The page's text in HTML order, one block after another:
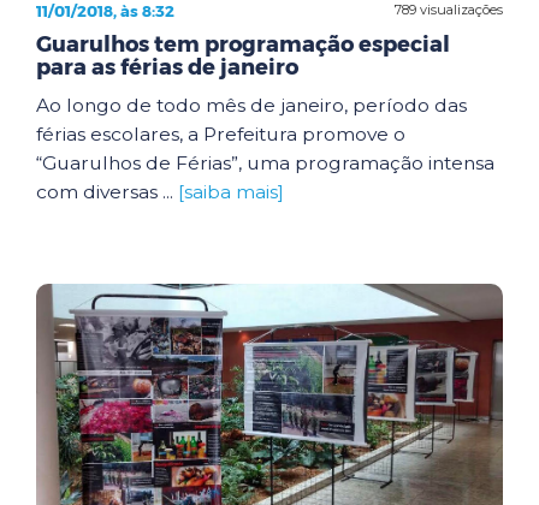
789 visualizações
11/01/2018, às 8:32
Guarulhos tem programação especial
para as férias de janeiro
Ao longo de todo mês de janeiro, período das
férias escolares, a Prefeitura promove o
“Guarulhos de Férias”, uma programação intensa
com diversas ... [saiba mais]